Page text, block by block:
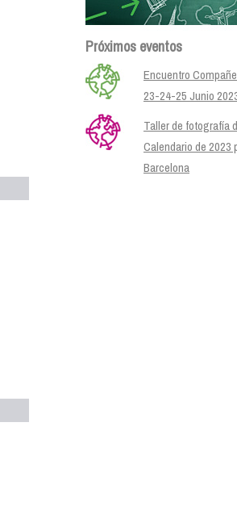
Próximos eventos
Encuentro
23-24-25 Junio
Taller de fotografía
Calendario de 2023
Barcelona